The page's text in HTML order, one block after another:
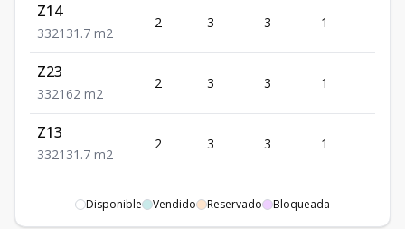
Z14
332131.7 m2
2 3 3 1
Z23
332162 m2
2 3 3 1
Z13
332131.7 m2
2 3 3 1
Disponible Vendido Reservado Bloqueada